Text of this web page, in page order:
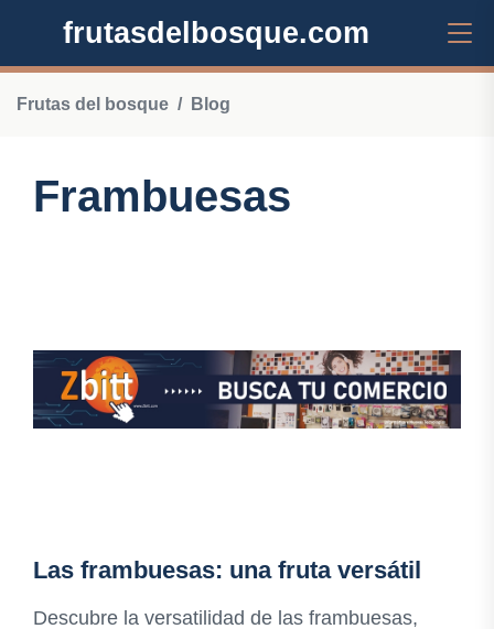
frutasdelbosque.com
Frutas del bosque Blog
Frambuesas
Las frambuesas: una fruta versátil
Descubre la versatilidad de las frambuesas,